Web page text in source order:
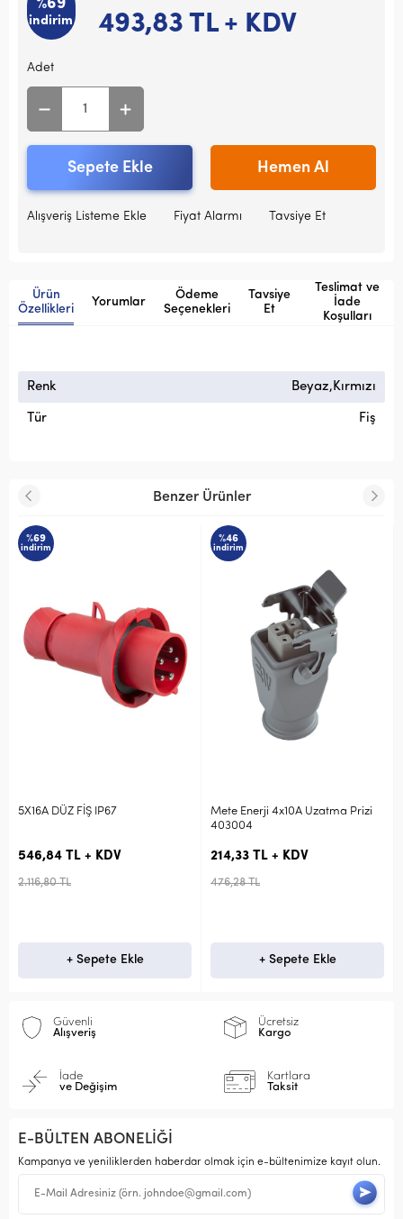
%69
indirim 493,83 TL + KDV
Adet
Sepete Ekle Hemen Al
Alışveriş Listeme Ekle Fiyat Alarmı Tavsiye Et
Ürün
Özellikleri
Yorumlar
Ödeme
Seçenekleri
Tavsiye
Et
Teslimat ve
İade
Koşulları
Renk Beyaz,Kırmızı
Tür Fiş
Benzer Ürünler
%69
indirim
5X16A DÜZ FİŞ IP67
546,84 TL + KDV
2.116,80 TL
+ Sepete Ekle
%46
indirim
Mete Enerji 4x10A Uzatma Prizi
403004
214,33 TL + KDV
476,28 TL
+ Sepete Ekle
Güvenli
Alışveriş
Ücretsiz
Kargo
İade
ve Değişim
Kartlara
Taksit
E-BÜLTEN ABONELİĞİ
Kampanya ve yeniliklerden haberdar olmak için e-bültenimize kayıt olun.